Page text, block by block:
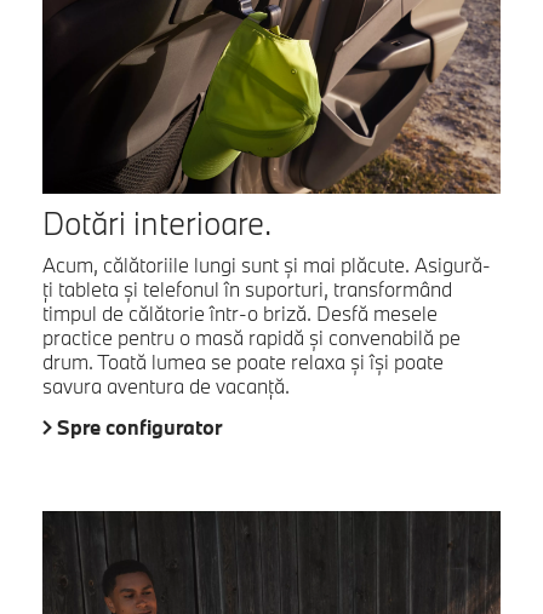
Dotări interioare.
Acum, călătoriile lungi sunt și mai plăcute. Asigură-
ți tableta și telefonul în suporturi, transformând
timpul de călătorie într-o briză. Desfă mesele
practice pentru o masă rapidă și convenabilă pe
drum. Toată lumea se poate relaxa și își poate
savura aventura de vacanță.
Spre configurator